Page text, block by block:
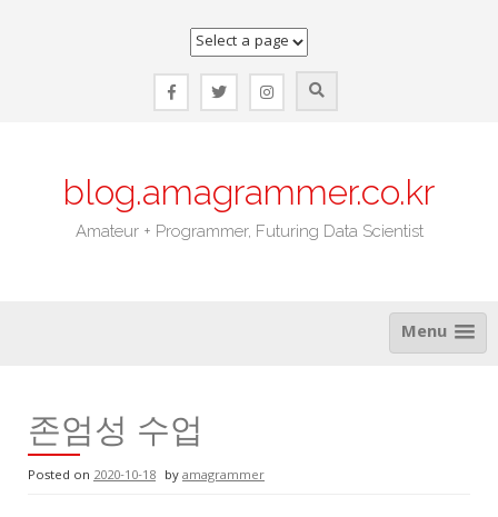
blog.amagrammer.co.kr
Amateur + Programmer, Futuring Data Scientist
Menu
존엄성 수업
Posted on 2020-10-18 byamagrammer